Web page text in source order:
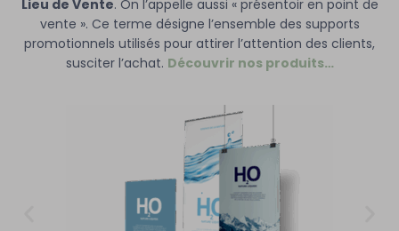
Lieu de Vente. On l’appelle aussi « présentoir en point de
vente ». Ce terme désigne l’ensemble des supports
promotionnels utilisés pour attirer l’attention des clients,
susciter l’achat. Découvrir nos produits…